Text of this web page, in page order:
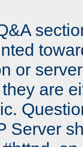
or
are
Server